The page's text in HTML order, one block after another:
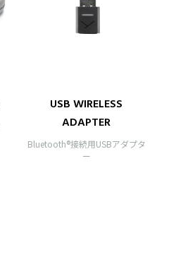
USB WIRELESS
ADAPTER
Bluetooth®接続用USBアダプタ
ー